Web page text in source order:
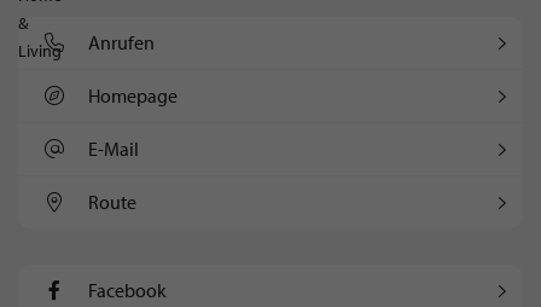
Anrufen
Homepage
E-Mail
Route
Facebook